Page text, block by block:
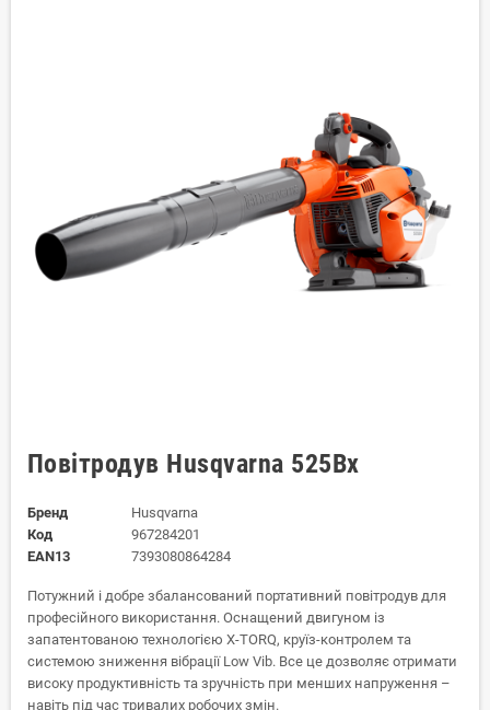
Повітродув Husqvarna 525Bx
Бренд
Husqvarna
Код
967284201
EAN13
7393080864284
Потужний і добре збалансований портативний повітродув для
професійного використання. Оснащений двигуном із
запатентованою технологією X-TORQ, круїз-контролем та
системою зниження вібрації Low Vib. Все це дозволяє отримати
високу продуктивність та зручність при менших напруження –
навіть під час тривалих робочих змін.